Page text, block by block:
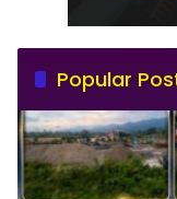
Popular